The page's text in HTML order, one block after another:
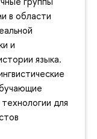
в области
и
языка.
для